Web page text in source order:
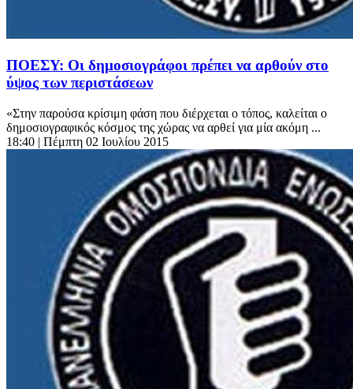
ΠΟΕΣΥ: Οι δημοσιογράφοι πρέπει να αρθούν στο
ύψος των περιστάσεων
«Στην παρούσα κρίσιμη φάση που διέρχεται ο τόπος, καλείται ο
δημοσιογραφικός κόσμος της χώρας να αρθεί για μία ακόμη ...
18:40 | Πέμπτη 02 Ιουλίου 2015